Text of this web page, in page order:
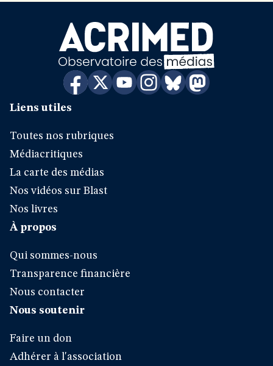
Liens utiles
Toutes nos rubriques
Médiacritiques
La carte des médias
Nos vidéos sur Blast
Nos livres
À propos
Qui sommes-nous
Transparence financière
Nous contacter
Nous soutenir
Faire un don
Adhérer à l'association